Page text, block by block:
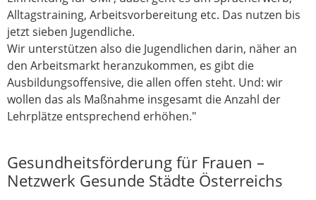
Alltagstraining, Arbeitsvorbereitung etc. Das nutzen bis
jetzt sieben Jugendliche.
Wir unterstützen also die Jugendlichen darin, näher an
den Arbeitsmarkt heranzukommen, es gibt die
Ausbildungsoffensive, die allen offen steht. Und: wir
wollen das als Maßnahme insgesamt die Anzahl der
Lehrplätze entsprechend erhöhen."
Gesundheitsförderung für Frauen –
Netzwerk Gesunde Städte Österreichs